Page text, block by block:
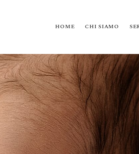
HOME CHI SIAMO